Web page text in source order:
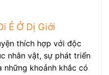
Ẻ Ở Dị Giới
thích hợp với độc
nhân vật, sự phát triển
những khoảnh khắc có